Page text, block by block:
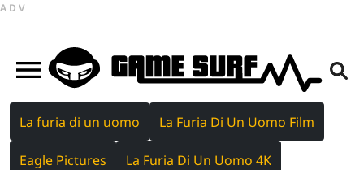
ADV
La furia di un uomo La Furia Di Un Uomo Film
Eagle Pictures La Furia Di Un Uomo 4K